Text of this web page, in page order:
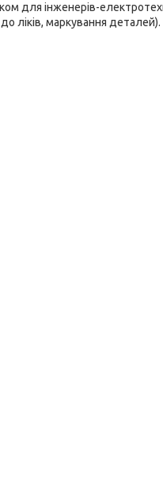
для інженерів-
ліків, маркування деталей).